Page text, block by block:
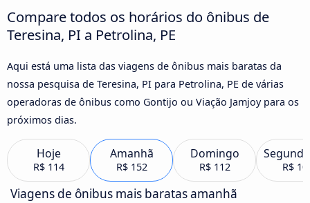
Compare todos os horários do ônibus de
Teresina, PI a Petrolina, PE
Aqui está uma lista das viagens de ônibus mais baratas da
nossa pesquisa de Teresina, PI para Petrolina, PE de várias
operadoras de ônibus como Gontijo ou Viação Jamjoy para os
próximos dias.
Hoje
R$ 114
Amanhã
R$ 152
Domingo
R$ 112 R$
Viagens de ônibus mais baratas amanhã